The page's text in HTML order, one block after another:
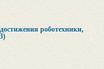
роботехники,